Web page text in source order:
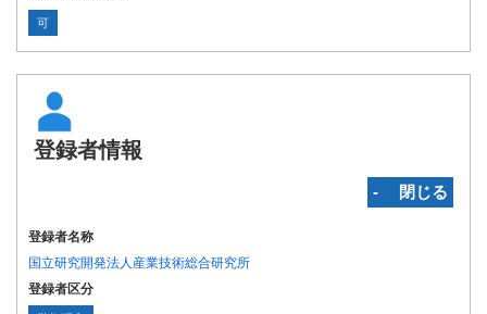
可
登録者情報
‐ 閉じる
登録者名称
国立研究開発法人産業技術総合研究所
登録者区分